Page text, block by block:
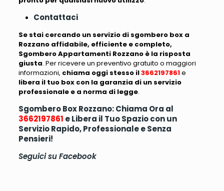
Contattaci
Se stai cercando un servizio di sgombero box a
Rozzano affidabile, efficiente e completo,
Sgombero Appartamenti Rozzano è la risposta
giusta. Per ricevere un preventivo gratuito o maggiori
informazioni, chiama oggi stesso il3662197861e
libera il tuo box con la garanzia di un servizio
professionale e a norma di legge.
Sgombero Box Rozzano: Chiama Ora al
3662197861 e Libera il Tuo Spazio con un
Servizio Rapido, Professionale e Senza
Pensieri!
Seguici suFacebook